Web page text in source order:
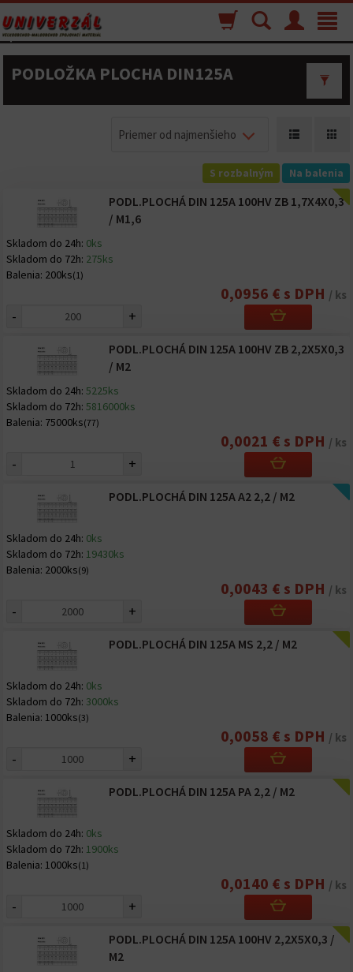
Toggle
Menu
Vyhľadávanie
Nákupný
košík
PODLOŽKA PLOCHA DIN125A
Priemer od najmenšieho
S rozbalným Na balenia
PODL.PLOCHÁ DIN 125A 100HV ZB 1,7X4X0,3
/ M1,6
Skladom do 24h: 0ks
Skladom do 72h: 275ks
Balenia: 200ks(1)
0,0956 € s DPH / ks
- +
PODL.PLOCHÁ DIN 125A 100HV ZB 2,2X5X0,3
/ M2
Skladom do 24h: 5225ks
Skladom do 72h: 5816000ks
Balenia: 75000ks(77)
0,0021 € s DPH / ks
- +
PODL.PLOCHÁ DIN 125A A2 2,2 / M2
Skladom do 24h: 0ks
Skladom do 72h: 19430ks
Balenia: 2000ks(9)
0,0043 € s DPH / ks
- +
PODL.PLOCHÁ DIN 125A MS 2,2 / M2
Skladom do 24h: 0ks
Skladom do 72h: 3000ks
Balenia: 1000ks(3)
0,0058 € s DPH / ks
- +
PODL.PLOCHÁ DIN 125A PA 2,2 / M2
Skladom do 24h: 0ks
Skladom do 72h: 1900ks
Balenia: 1000ks(1)
0,0140 € s DPH / ks
- +
PODL.PLOCHÁ DIN 125A 100HV 2,2X5X0,3 /
M2